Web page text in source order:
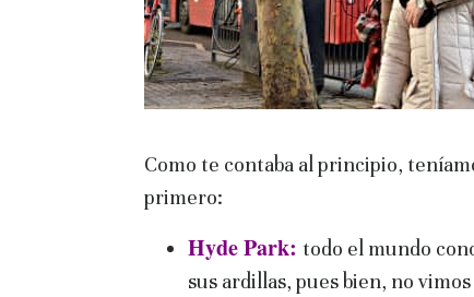
Como te contaba al principio,
primero:
Hyde Park: todo el mundo
sus ardillas, pues bien, no